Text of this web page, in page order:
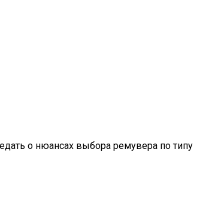
о нюансах выбора ремувера по типу